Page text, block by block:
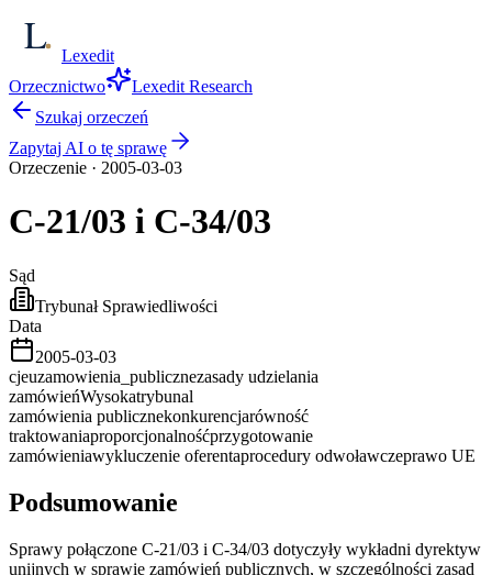
Lexedit
Orzecznictwo
Lexedit Research
Szukaj orzeczeń
Zapytaj AI o tę sprawę
Orzeczenie · 2005-03-03
C-21/03 i C-34/03
Sąd
Trybunał Sprawiedliwości
Data
2005-03-03
cjeuzamowienia_publicznezasady udzielania
zamówieńWysokatrybunal
zamówienia publicznekonkurencjarówność
traktowaniaproporcjonalnośćprzygotowanie
zamówieniawykluczenie oferentaprocedury odwoławczeprawo UE
Podsumowanie
Sprawy połączone C-21/03 i C-34/03 dotyczyły wykładni dyrektyw
unijnych w sprawie zamówień publicznych, w szczególności zasad